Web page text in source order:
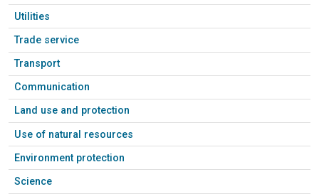
Utilities
Trade service
Transport
Communication
Land use and protection
Use of natural resources
Environment protection
Science